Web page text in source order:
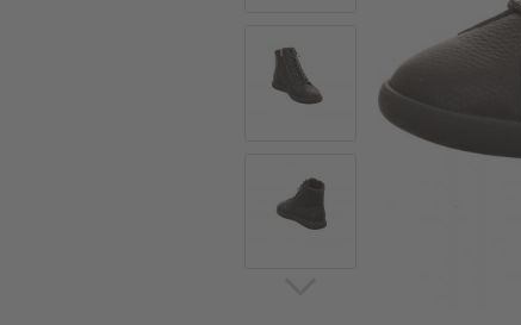
Jagdschuhe
Jagdschuhe für Damen
Gummistiefel
Zwiegenähte Jagdschuhe